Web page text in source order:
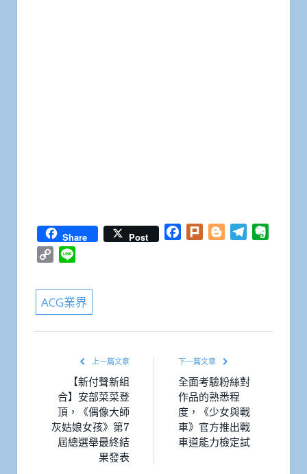
Share Post Facebook
Plurk BloggerTelegram
Copy
ACG業界
上一篇文章
【新付聲新組
合】安部菜菜登
頂，《偶像大師
灰姑娘女孩》第7
屆總選舉最終結
果發表
下一篇文章
全面考驗粉絲對
作品的熟悉程
度，《少女與戰
車》官方推出戰
車道能力檢定試